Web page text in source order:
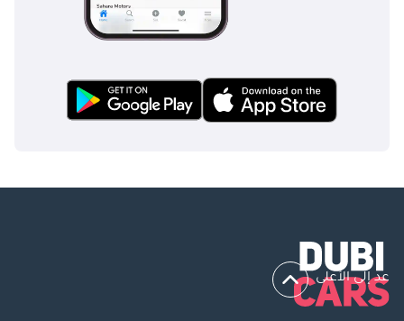
عد إلى الأعلى